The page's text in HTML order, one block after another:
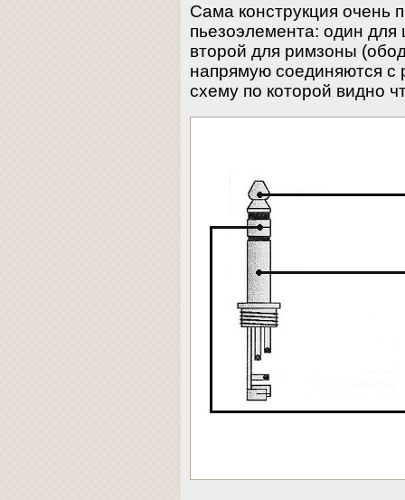
Сама конструкция очень
пьезоэлемента: один для
второй для римзоны
напрямую соединяются
схему по которой видно